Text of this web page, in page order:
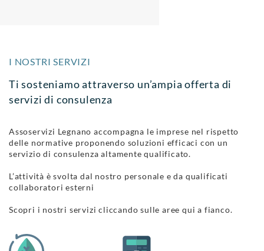
I NOSTRI SERVIZI
Ti sosteniamo attraverso un’ampia offerta di
servizi di consulenza
Assoservizi Legnano accompagna le imprese nel rispetto
delle normative proponendo soluzioni efficaci con un
servizio di consulenza altamente qualificato.
L’attività è svolta dal nostro personale e da qualificati
collaboratori esterni
Scopri i nostri servizi cliccando sulle aree qui a fianco.